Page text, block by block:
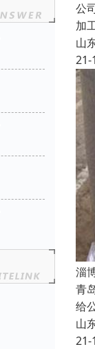
公
加
山
21-
淄
青
给
山
21-